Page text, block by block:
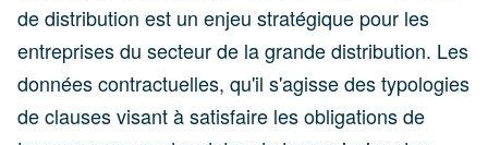
de distribution est un enjeu stratégique pour les
entreprises du secteur de la grande distribution. Les
données contractuelles, qu'il s'agisse des typologies
de clauses visant à satisfaire les obligations de